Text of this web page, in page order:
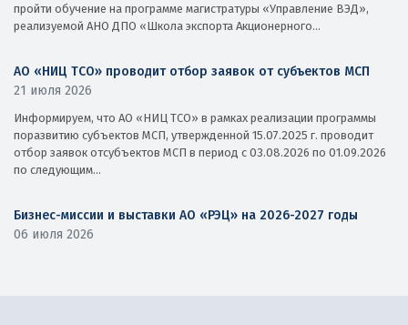
пройти обучение на программе магистратуры «Управление ВЭД»,
реализуемой АНО ДПО «Школа экспорта Акционерного...
АО «НИЦ ТСО» проводит отбор заявок от субъектов МСП
21 июля 2026
Информируем, что АО «НИЦ ТСО» в рамках реализации программы
поразвитию субъектов МСП, утвержденной 15.07.2025 г. проводит
отбор заявок отсубъектов МСП в период с 03.08.2026 по 01.09.2026
по следующим...
Бизнес-миссии и выставки АО «РЭЦ» на 2026-2027 годы
06 июля 2026